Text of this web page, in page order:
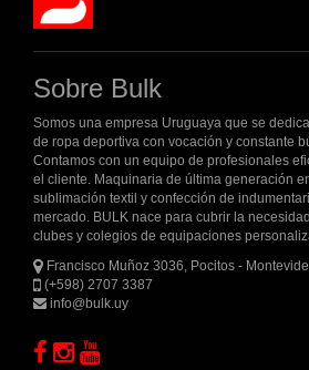
Sobre Bulk
Somos una empresa Uruguaya que se
de ropa deportiva con vocación y constante
Contamos con un equipo de profesionales
el cliente. Maquinaria de última generación
sublimación textil y confección de
mercado. BULK nace para cubrir la
clubes y colegios de equipaciones
Francisco Muñoz 3036, Pocitos -
(+598) 2707 3387
info@bulk.uy